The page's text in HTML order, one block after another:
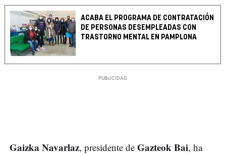
ACABA EL PROGRAMA DE CONTRATACIÓN
DE PERSONAS DESEMPLEADAS CON
TRASTORNO MENTAL EN PAMPLONA
Gaizka Navarlaz, presidente de Gazteok Bai, ha